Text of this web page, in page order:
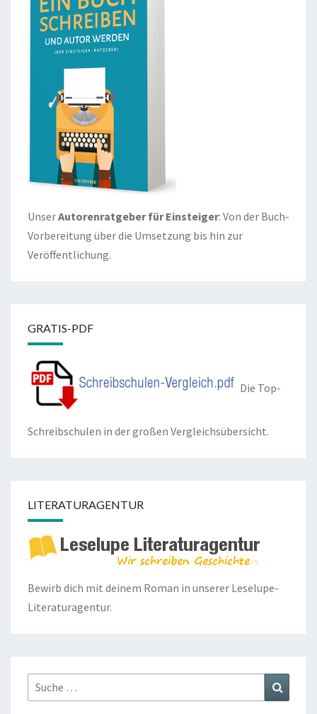
UnserAutorenratgeber für Einsteiger: Von der Buch-
Vorbereitung über die Umsetzung bis hin zur
Veröffentlichung.
GRATIS-PDF
Die Top-
Schreibschulen in der großen Vergleichsübersicht.
LITERATURAGENTUR
Bewirb dich mit deinem Roman in unserer Leselupe-
Literaturagentur.
Suche
nach: